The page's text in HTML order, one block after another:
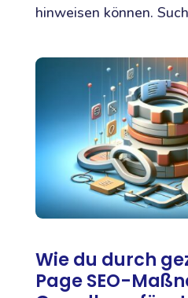
hinweisen können.
Wie du durch
Page SEO-